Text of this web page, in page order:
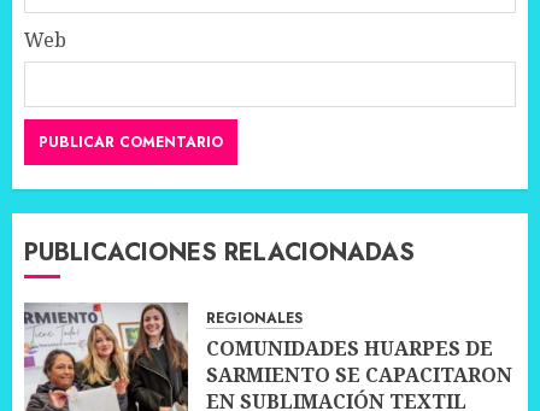
Web
PUBLICACIONES RELACIONADAS
REGIONALES
COMUNIDADES HUARPES DE
SARMIENTO SE CAPACITARON
EN SUBLIMACIÓN TEXTIL